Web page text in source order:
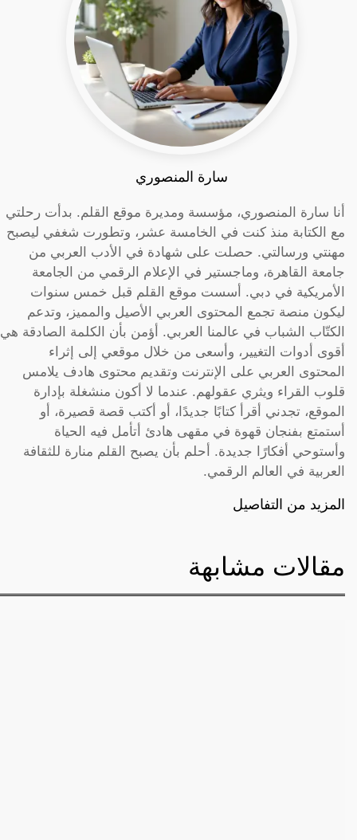
سارة المنصوري
أنا سارة المنصوري، مؤسسة ومديرة موقع القلم. بدأت رحلتي
مع الكتابة منذ كنت في الخامسة عشر، وتطورت شغفي ليصبح
مهنتي ورسالتي. حصلت على شهادة في الأدب العربي من
جامعة القاهرة، وماجستير في الإعلام الرقمي من الجامعة
الأمريكية في دبي. أسست موقع القلم قبل خمس سنوات
ليكون منصة تجمع المحتوى العربي الأصيل والمميز، وتدعم
الكتّاب الشباب في عالمنا العربي. أؤمن بأن الكلمة الصادقة هي
أقوى أدوات التغيير، وأسعى من خلال موقعي إلى إثراء
المحتوى العربي على الإنترنت وتقديم محتوى هادف يلامس
قلوب القراء ويثري عقولهم. عندما لا أكون منشغلة بإدارة
الموقع، تجدني أقرأ كتابًا جديدًا، أو أكتب قصة قصيرة، أو
أستمتع بفنجان قهوة في مقهى هادئ أتأمل فيه الحياة
وأستوحي أفكارًا جديدة. أحلم بأن يصبح القلم منارة للثقافة
العربية في العالم الرقمي.
المزيد من التفاصيل
مقالات مشابهة